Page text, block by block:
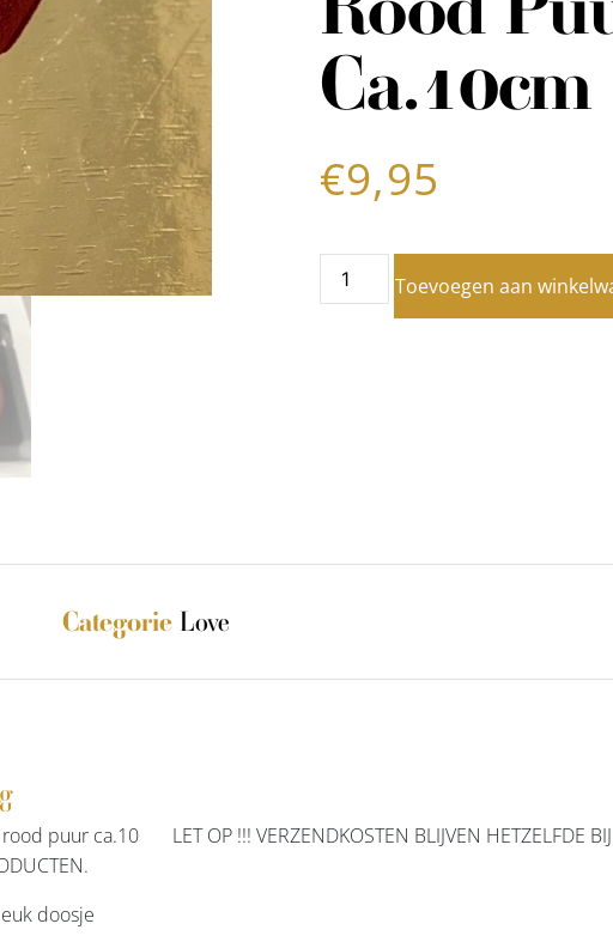
Ca.10cm
€9,95
Toevoegen aan
Categorie Love
puur ca.10 LET OP !!! VERZENDKOSTEN BLIJVEN HETZELFDE BIJ
doosje